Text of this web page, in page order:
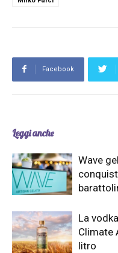
Facebook
Leggi anche
Wave
La
Climate
litro